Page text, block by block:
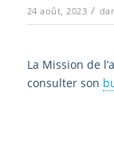
24 août, 2023 /
La Mission de
consulter son